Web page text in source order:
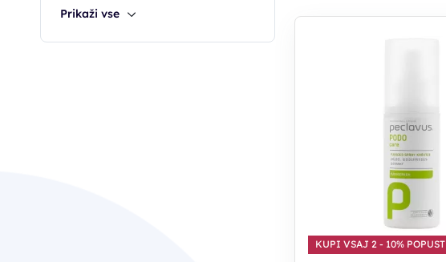
KUPI VSAJ 2 - 10% POPUST